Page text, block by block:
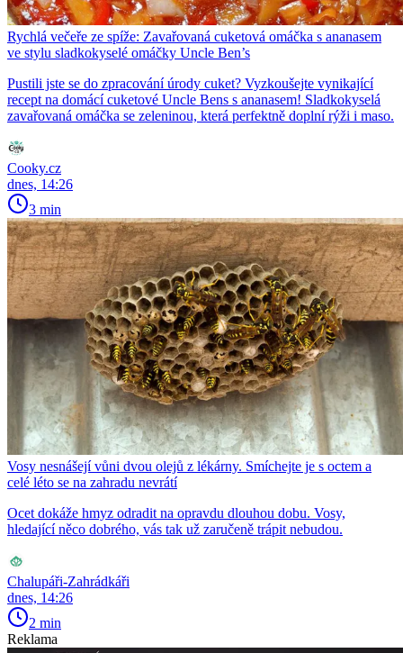
Rychlá večeře ze spíže: Zavařovaná cuketová omáčka s ananasem
ve stylu sladkokyselé omáčky Uncle Ben’s
Pustili jste se do zpracování úrody cuket? Vyzkoušejte vynikající
recept na domácí cuketové Uncle Bens s ananasem! Sladkokyselá
zavařovaná omáčka se zeleninou, která perfektně doplní rýži i maso.
Cooky.cz
dnes, 14:26
3 min
Vosy nesnášejí vůni dvou olejů z lékárny. Smíchejte je s octem a
celé léto se na zahradu nevrátí
Ocet dokáže hmyz odradit na opravdu dlouhou dobu. Vosy,
hledající něco dobrého, vás tak už zaručeně trápit nebudou.
Chalupáři-Zahrádkáři
dnes, 14:26
2 min
Reklama